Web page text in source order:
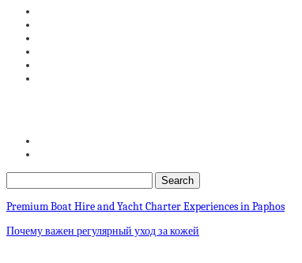
Premium Boat Hire and Yacht Charter Experiences in Paphos
Почему важен регулярный уход за кожей